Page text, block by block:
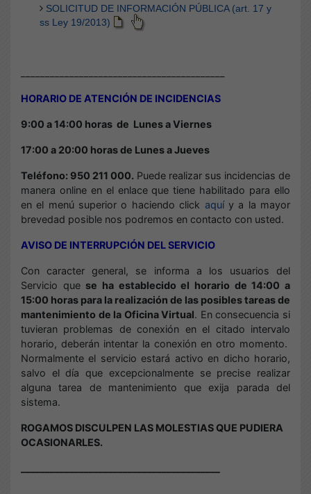
HORARIO DE ATENCIÓN DE INCIDENCIAS
9:00 a 14:00 horas de Lunes a Viernes
17:00 a 20:00 horas de Lunes a Jueves
Teléfono: 950 211 000. Puede realizar sus incidencias de
manera online en el enlace que tiene habilitado para ello
en el menú superior o haciendo click aquí y a la mayor
brevedad posible nos podremos en contacto con usted.
AVISO DE INTERRUPCIÓN DEL SERVICIO
Con caracter general, se informa a los usuarios del
Servicio que se ha establecido el horario de 14:00 a
15:00 horas para la realización de las posibles tareas de
mantenimiento de la Oficina Virtual. En consecuencia si
tuvieran problemas de conexión en el citado intervalo
horario, deberán intentar la conexión en otro momento.
Normalmente el servicio estará activo en dicho horario,
salvo el día que excepcionalmente se precise realizar
alguna tarea de mantenimiento que exija parada del
sistema.
ROGAMOS DISCULPEN LAS MOLESTIAS QUE PUDIERA
OCASIONARLES.